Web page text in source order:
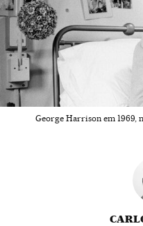
George Harrison em 1969,